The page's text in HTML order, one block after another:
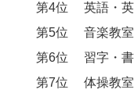
第4位 英語・英
第5位 音楽教室
第6位 習字・書
第7位 体操教室